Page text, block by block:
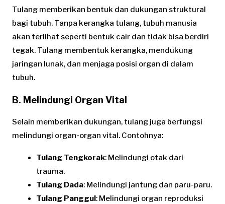
Tulang memberikan bentuk dan dukungan struktural
bagi tubuh. Tanpa kerangka tulang, tubuh manusia
akan terlihat seperti bentuk cair dan tidak bisa berdiri
tegak. Tulang membentuk kerangka, mendukung
jaringan lunak, dan menjaga posisi organ di dalam
tubuh.
B. Melindungi Organ Vital
Selain memberikan dukungan, tulang juga berfungsi
melindungi organ-organ vital. Contohnya:
Tulang Tengkorak: Melindungi otak dari
trauma.
Tulang Dada: Melindungi jantung dan paru-paru.
Tulang Panggul : Melindungi organ reproduksi